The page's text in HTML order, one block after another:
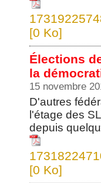
[0 Ko]
Élections
la
15 novembre
D'autres
l'étage des
depuis
[0 Ko]